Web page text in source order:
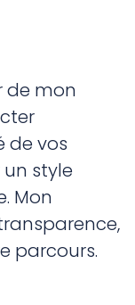
de mon
de vos
style
Mon
parcours.